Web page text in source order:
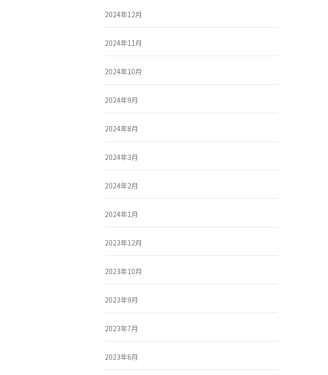
2024年12月
2024年11月
2024年10月
2024年9月
2024年8月
2024年3月
2024年2月
2024年1月
2023年12月
2023年10月
2023年9月
2023年7月
2023年6月